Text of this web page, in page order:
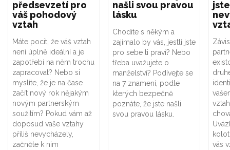
předsevzetí pro
váš pohodový
vztah
Máte pocit, že váš vztah
není úplně ideální a je
zapotřebí na něm trochu
zapracovat? Nebo si
myslíte, že je na čase
začít nový rok nějakým
novým partnerským
soužitím? Pokud vám až
doposud vaše vztahy
příliš nevycházely,
začněte k nim
našli svou pravou
lásku
Chodíte s někým a
zajímalo by vás, jestli jste
pro sebe ti praví? Nebo
třeba uvažujete o
manželství? Podívejte se
na 7 znamení, podle
kterých bezpečně
poznáte, že jste našli
svou pravou lásku.
vás